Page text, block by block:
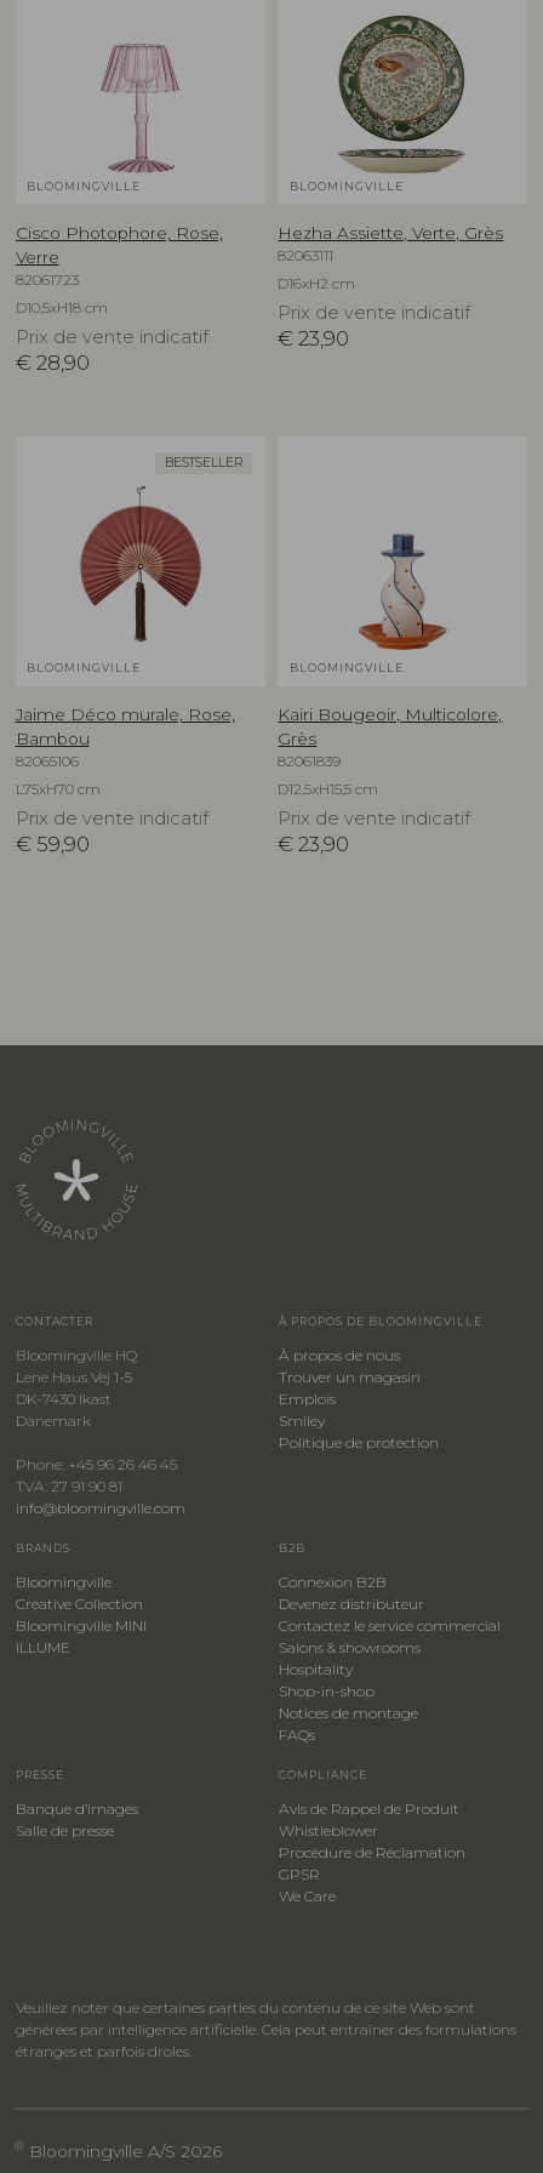
BLOOMINGVILLE
Cisco Photophore, Rose,
Verre
82061723
D10,5xH18 cm
Prix de vente indicatif
€ 28,90
BLOOMINGVILLE
Hezha Assiette, Verte, Grès
82063111
D16xH2 cm
Prix de vente indicatif
€ 23,90
BESTSELLER
BLOOMINGVILLE
Jaime Déco murale, Rose,
Bambou
82065106
L75xH70 cm
Prix de vente indicatif
€ 59,90
BLOOMINGVILLE
Kairi Bougeoir, Multicolore,
Grès
82061839
D12,5xH15,5 cm
Prix de vente indicatif
€ 23,90
CONTACTER
Bloomingville HQ
Lene Haus Vej 1-5
DK-7430 Ikast
Danemark
Phone: +45 96 26 46 45
TVA: 27 91 90 81
info@bloomingville.com
À PROPOS DE BLOOMINGVILLE
À propos de nous
Trouver un magasin
Emplois
Smiley
​Politique de protection
BRANDS
Bloomingville
Creative Collection
Bloomingville MINI
ILLUME
B2B
Connexion B2B
Devenez distributeur
Contactez le service commercial
Salons & showrooms
Hospitality
​Shop-in-shop
Notices de montage
FAQs
PRESSE
Banque d’images
Salle de presse
COMPLIANCE
Avis de Rappel de Produit
Whistleblower
​Procédure de Réclamation
GPSR
We Care
Veuillez noter que certaines parties du contenu de ce site Web sont
générées par intelligence artificielle. Cela peut entraîner des formulations
étranges et parfois droles.
® Bloomingville A/S 2026